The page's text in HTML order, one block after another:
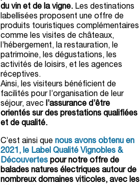
du vin et de la vigne.Les destinations
labellisées proposent une offre de
produits touristiques complémentaires
comme les visites de châteaux,
l’hébergement, la restauration, le
patrimoine, les dégustations, les
activités de loisirs, et les agences
réceptives.
Ainsi, les visiteurs bénéficient de
facilités pour l’organisation de leur
séjour, avec l’assurance d’être
orientés sur des prestations qualifiées
et de qualité.
C’est ainsi que nous avons obtenu en
2021, le Label Qualité Vignobles &
Découvertespour notre offre de
balades natures électriques autour de
nombreux domaines viticoles, avec les